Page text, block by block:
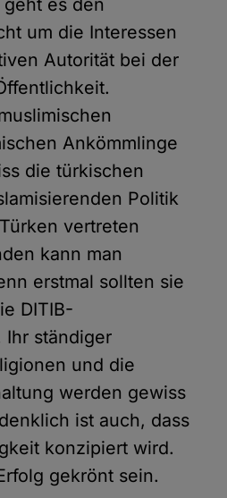
es den
um die Interessen
Autorität bei der
Ankömmlinge
die türkischen
Politik
vertreten
kann man
erstmal sollten sie
DITIB-
Ihr ständiger
und die
werden gewiss
ist auch, dass
konzipiert wird.
gekrönt sein.